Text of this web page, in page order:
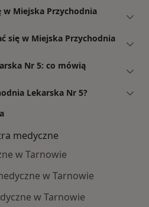
Miejska Przychodnia
się w Miejska Przychodnia
Nr 5: co mówią
Lekarska Nr 5?
medyczne
w Tarnowie
w Tarnowie
w Tarnowie